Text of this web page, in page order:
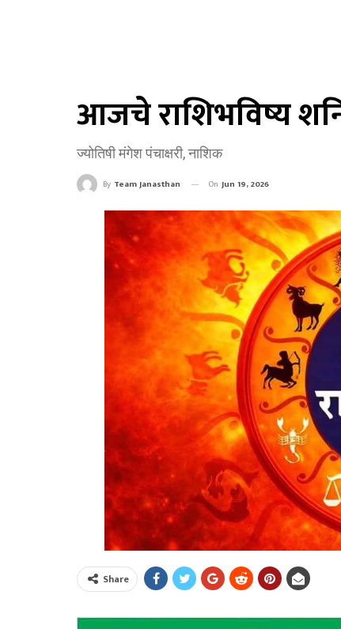
आजचे राशिभविष्य
ज्योतिषी मंगेश पंचाक्षरी, नाशिक
By Team Janasthan On Jun 19, 2026
Share